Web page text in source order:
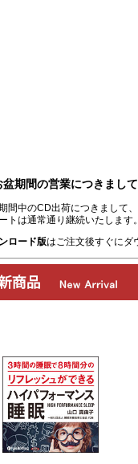
盆期間の営業につきまして
間中のCD出荷につきまして
トは通常通り継続いたします
ロード版はご注文後すぐにダ
00:00/00:00